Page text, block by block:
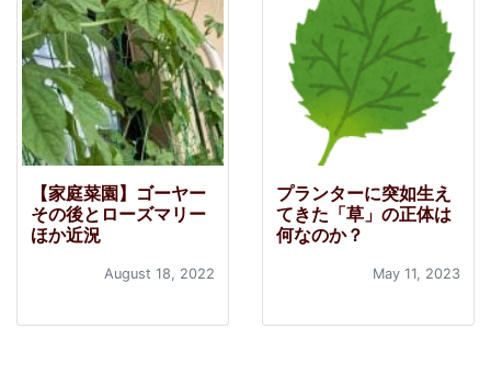
【家庭菜園】ゴーヤー
その後とローズマリー
ほか近況
August 18, 2022
プランターに突如生え
てきた「草」の正体は
何なのか？
May 11, 2023